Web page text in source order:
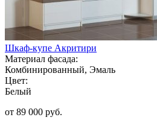
Шкаф-купе Акритири
Материал фасада:
Комбинированный, Эмаль
Цвет:
Белый
от 89 000 руб.